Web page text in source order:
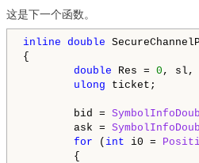
这是下一个函数。
inline double
{
double Res = 0 , sl,
ulong ticket;
bid =
ask =
for ( int i0 =
{